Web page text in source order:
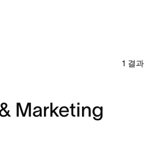
1 결과
Marketing